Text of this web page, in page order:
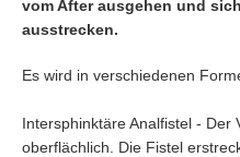
vom After ausgehen und
ausstrecken.
Es wird in verschiedenen
Intersphinktäre Analfistel - Der
oberflächlich. Die Fistel